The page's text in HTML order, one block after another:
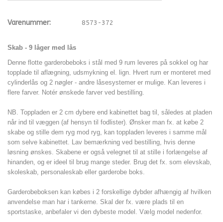
Varenummer: 8573-372
Skab - 9 låger med lås
Denne flotte garderobeboks i stål med 9 rum leveres på sokkel og har
topplade til aflægning, udsmykning el. lign. Hvert rum er monteret med
cylinderlås og 2 nøgler - andre låsesystemer er mulige. Kan leveres i
flere farver. Notér ønskede farver ved bestilling.
NB. Toppladen er 2 cm dybere end kabinettet bag til, således at pladen
når ind til væggen (af hensyn til fodlister). Ønsker man fx. at købe 2
skabe og stille dem ryg mod ryg, kan toppladen leveres i samme mål
som selve kabinettet. Lav bemærkning ved bestilling, hvis denne
løsning ønskes. Skabene er også velegnet til at stille i forlængelse af
hinanden, og er ideel til brug mange steder. Brug det fx. som elevskab,
skoleskab, personaleskab eller garderobe boks.
Garderobeboksen kan købes i 2 forskellige dybder afhængig af hvilken
anvendelse man har i tankerne. Skal der fx. være plads til en
sportstaske, anbefaler vi den dybeste model. Vælg model nedenfor.